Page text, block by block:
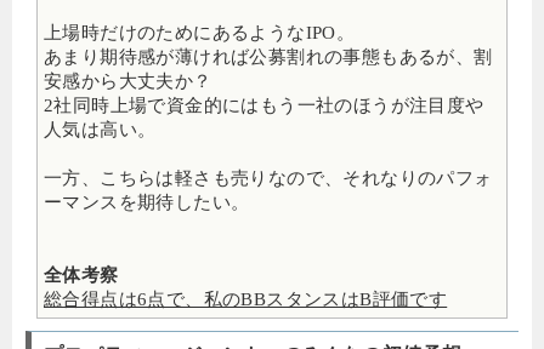
上場時だけのためにあるようなIPO。
あまり期待感が薄ければ公募割れの事態もあるが、割
安感から大丈夫か？
2社同時上場で資金的にはもう一社のほうが注目度や
人気は高い。
一方、こちらは軽さも売りなので、それなりのパフォ
ーマンスを期待したい。
全体考察
総合得点は6点で、私のBBスタンスはB評価です